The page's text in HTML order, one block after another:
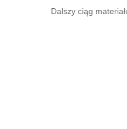
Dalszy ciąg